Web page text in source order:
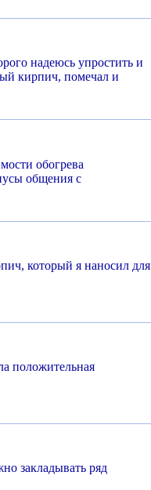
надеюсь упростить и
кирпич, помечал и
обогрева
общения с
который я наносил для
положительная
закладывать ряд